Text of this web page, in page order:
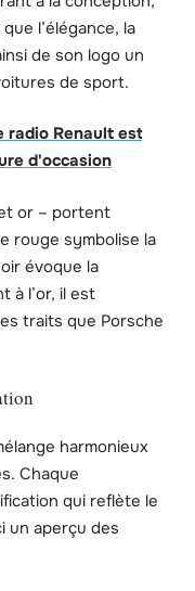
l’élégance, la
de son logo un
de sport.
radio Renault est
d'occasion
or – portent
rouge symbolise la
évoque la
à l’or, il est
traits que Porsche
harmonieux
Chaque
qui reflète le
un aperçu des